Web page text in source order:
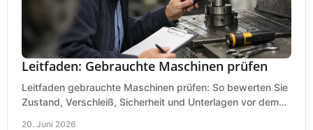
Leitfaden: Gebrauchte Maschinen prüfen
Leitfaden gebrauchte Maschinen prüfen: So bewerten Sie
Zustand, Verschleiß, Sicherheit und Unterlagen vor dem
20. Juni 2026